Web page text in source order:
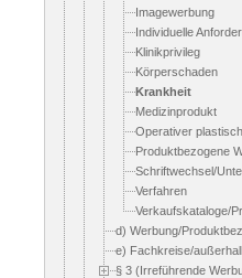
Imagewerbung
Individuelle
Klinikprivileg
Körperschaden
Krankheit
Medizinprodukt
Operativer
Produktbezogene
Schriftwechsel/
Verfahren
Verkaufskataloge/
d) Werbung/
e) Fachkreise/
§ 3 (Irreführende